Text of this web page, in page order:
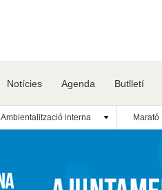
Notícies Agenda Butlletí
Ambientalització interna Marató